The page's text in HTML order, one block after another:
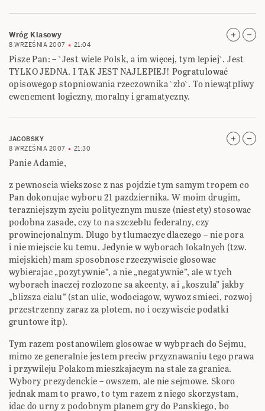
Wróg Klasowy
8 WRZEŚNIA 2007 21:04
Pisze Pan: – `Jest wiele Polsk, a im więcej, tym lepiej`. Jest
TYLKO JEDNA. I TAK JEST NAJLEPIEJ! Pogratulować
opisowegop stopniowania rzeczownika `zło`. To niewątpliwy
ewenement logiczny, moralny i gramatyczny.
JACOBSKY
8 WRZEŚNIA 2007
21:30
Panie Adamie,
z pewnoscia wiekszosc z nas pojdzie tym samym tropem co
Pan dokonujac wyboru 21 pazdziernika. W moim drugim,
terazniejszym zyciu politycznym musze (niestety) stosowac
podobna zasade, czy to na szczeblu federalny, czy
prowincjonalnym. Dlugo by tlumaczyc dlaczego – nie pora
i nie miejscie ku temu. Jedynie w wyborach lokalnych (tzw.
miejskich) mam sposobnosc rzeczywiscie glosowac
wybierajac „pozytywnie”, a nie „negatywnie”, ale w tych
wyborach inaczej rozlozone sa akcenty, a i „koszula” jakby
„blizsza cialu” (stan ulic, wodociagow, wywoz smieci, rozwoj
przestrzenny zaraz za plotem, no i oczywiscie podatki
gruntowe itp).
Tym razem postanowilem glosowac w wybprach do Sejmu,
mimo ze generalnie jestem preciw przyznawaniu tego prawa
i przywileju Polakom mieszkajacym na stale za granica.
Wybory prezydenckie – owszem, ale nie sejmowe. Skoro
jednak mam to prawo, to tym razem z niego skorzystam,
idac do urny z podobnym planem gry do Panskiego, bo